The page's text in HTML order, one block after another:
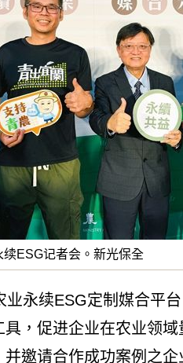
ESG记者会。新光保全
业永续ESG定制媒合平
，促进企业在农业领
邀请合作成功案例之企